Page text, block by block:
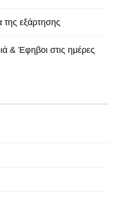
της εξάρτησης
& Έφηβοι στις ημέρες